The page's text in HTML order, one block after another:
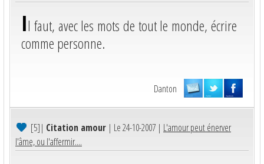
Il faut, avec les mots de tout le monde, écrire
comme personne.
Danton
[5]| Citation amour | Le 24-10-2007 | L'amour peut énerver
l'âme, ou l'affermir....